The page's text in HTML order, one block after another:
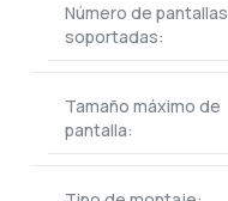
Número de pantallas
soportadas:
Tamaño máximo de
pantalla: